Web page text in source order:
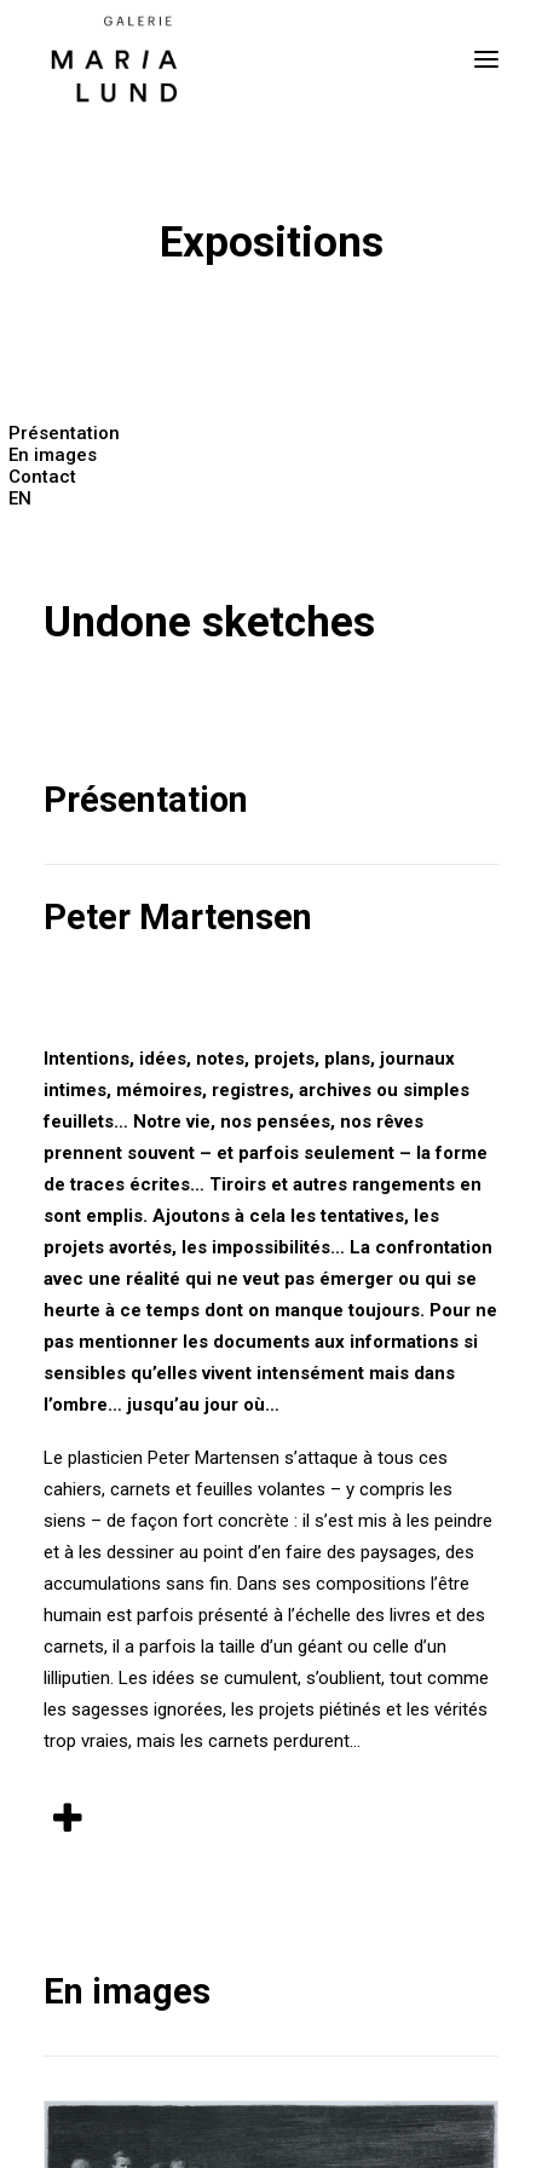
Expositions
Présentation
En images
Contact
EN
Undone sketches
Présentation
Peter Martensen
Intentions, idées, notes, projets, plans, journaux
intimes, mémoires, registres, archives ou simples
feuillets… Notre vie, nos pensées, nos rêves
prennent souvent – et parfois seulement – la forme
de traces écrites… Tiroirs et autres rangements en
sont emplis. Ajoutons à cela les tentatives, les
projets avortés, les impossibilités… La confrontation
avec une réalité qui ne veut pas émerger ou qui se
heurte à ce temps dont on manque toujours. Pour ne
pas mentionner les documents aux informations si
sensibles qu’elles vivent intensément mais dans
l’ombre… jusqu’au jour où…
Le plasticien Peter Martensen s’attaque à tous ces
cahiers, carnets et feuilles volantes – y compris les
siens – de façon fort concrète : il s’est mis à les peindre
et à les dessiner au point d’en faire des paysages, des
accumulations sans fin. Dans ses compositions l’être
humain est parfois présenté à l’échelle des livres et des
carnets, il a parfois la taille d’un géant ou celle d’un
lilliputien. Les idées se cumulent, s’oublient, tout comme
les sagesses ignorées, les projets piétinés et les vérités
trop vraies, mais les carnets perdurent…
En images